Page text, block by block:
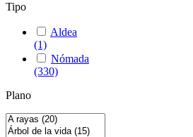
Tipo
Aldea
(1)
Nómada
(330)
Plano